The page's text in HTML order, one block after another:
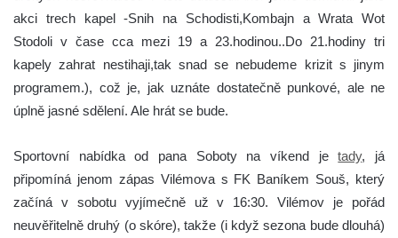
akci trech kapel -Snih na Schodisti,Kombajn a Wrata Wot
Stodoli v čase cca mezi 19 a 23.hodinou..Do 21.hodiny tri
kapely zahrat nestihaji,tak snad se nebudeme krizit s jinym
programem.), což je, jak uznáte dostatečně punkové, ale ne
úplně jasné sdělení. Ale hrát se bude.
Sportovní nabídka od pana Soboty na víkend jetady, já
připomíná jenom zápas Vilémova s FK Baníkem Souš, který
začíná v sobotu vyjímečně už v 16:30. Vilémov je pořád
neuvěřitelně druhý (o skóre), takže (i když sezona bude dlouhá)